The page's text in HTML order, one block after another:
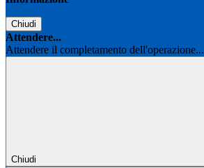
Chiudi
Attendere...
Attendere il completamento dell'operazione...
Chiudi